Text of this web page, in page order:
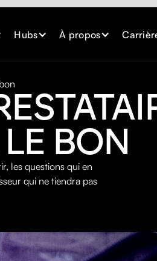
Hubs À propos
BON
les questions qui en
qui ne tiendra pas